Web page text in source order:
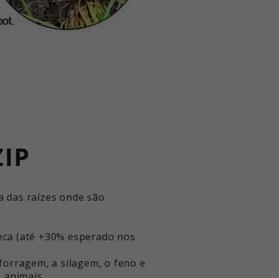
das raízes onde são
(até +30% esperado nos
a silagem, o feno e